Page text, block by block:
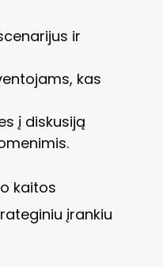
ir
kas
į diskusiją
kaitos
įrankiu